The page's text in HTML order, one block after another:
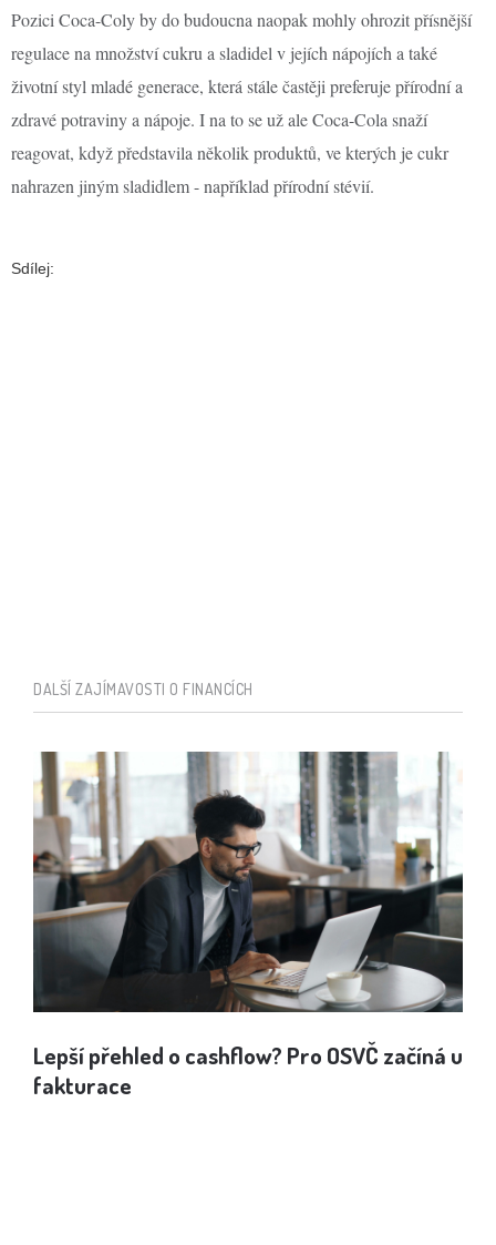
Pozici Coca-Coly by do budoucna naopak mohly ohrozit přísnější
regulace na množství cukru a sladidel v jejích nápojích a také
životní styl mladé generace, která stále častěji preferuje přírodní a
zdravé potraviny a nápoje. I na to se už ale Coca-Cola snaží
reagovat, když představila několik produktů, ve kterých je cukr
nahrazen jiným sladidlem - například přírodní stévií.
Sdílej:
DALŠÍ ZAJÍMAVOSTI O FINANCÍCH
Lepší přehled o cashflow? Pro OSVČ začíná u
fakturace